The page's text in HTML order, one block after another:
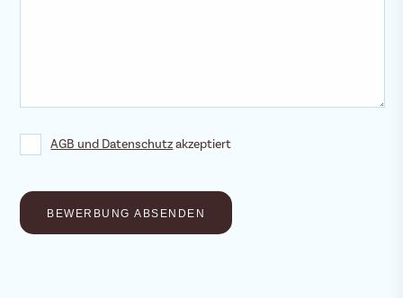
AGB und Datenschutzakzeptiert